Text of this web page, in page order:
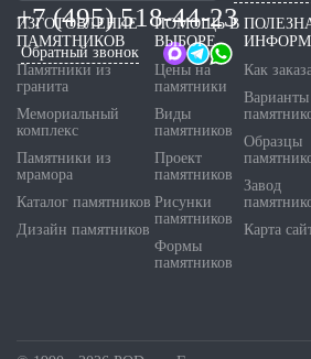
+7 (495) 518-44-23
Обратный звонок
ИЗГОТОВЛЕНИЕ
ПАМЯТНИКОВ
Памятники из
гранита
Мемориальный
комплекс
Памятники из
мрамора
Каталог памятников
Дизайн памятников
ПОМОЩЬ В
ВЫБОРЕ
Цены на
памятники
Виды
памятников
Проект
памятников
Рисунки
памятников
Формы
памятников
Как
Варианты
Образцы
Завод
Карта